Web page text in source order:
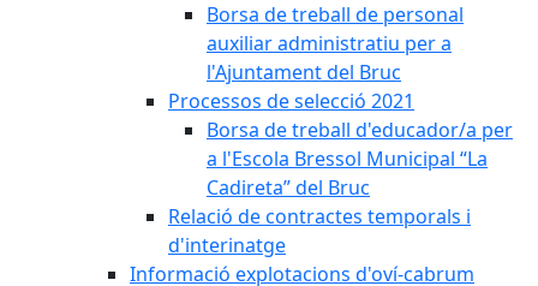
Borsa de treball de personal
auxiliar administratiu per a
l'Ajuntament del Bruc
Processos de selecció 2021
Borsa de treball d'educador/a per
a l'Escola Bressol Municipal “La
Cadireta” del Bruc
Relació de contractes temporals i
d'interinatge
Informació explotacions d'oví-cabrum